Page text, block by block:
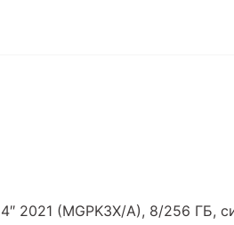
2021 (MGPK3X/A), 8/256 ГБ,